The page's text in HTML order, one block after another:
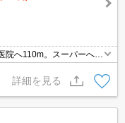
院へ110m。スーパーへ1
390m。ファミリーレス
ーへ640m。
詳細を見る